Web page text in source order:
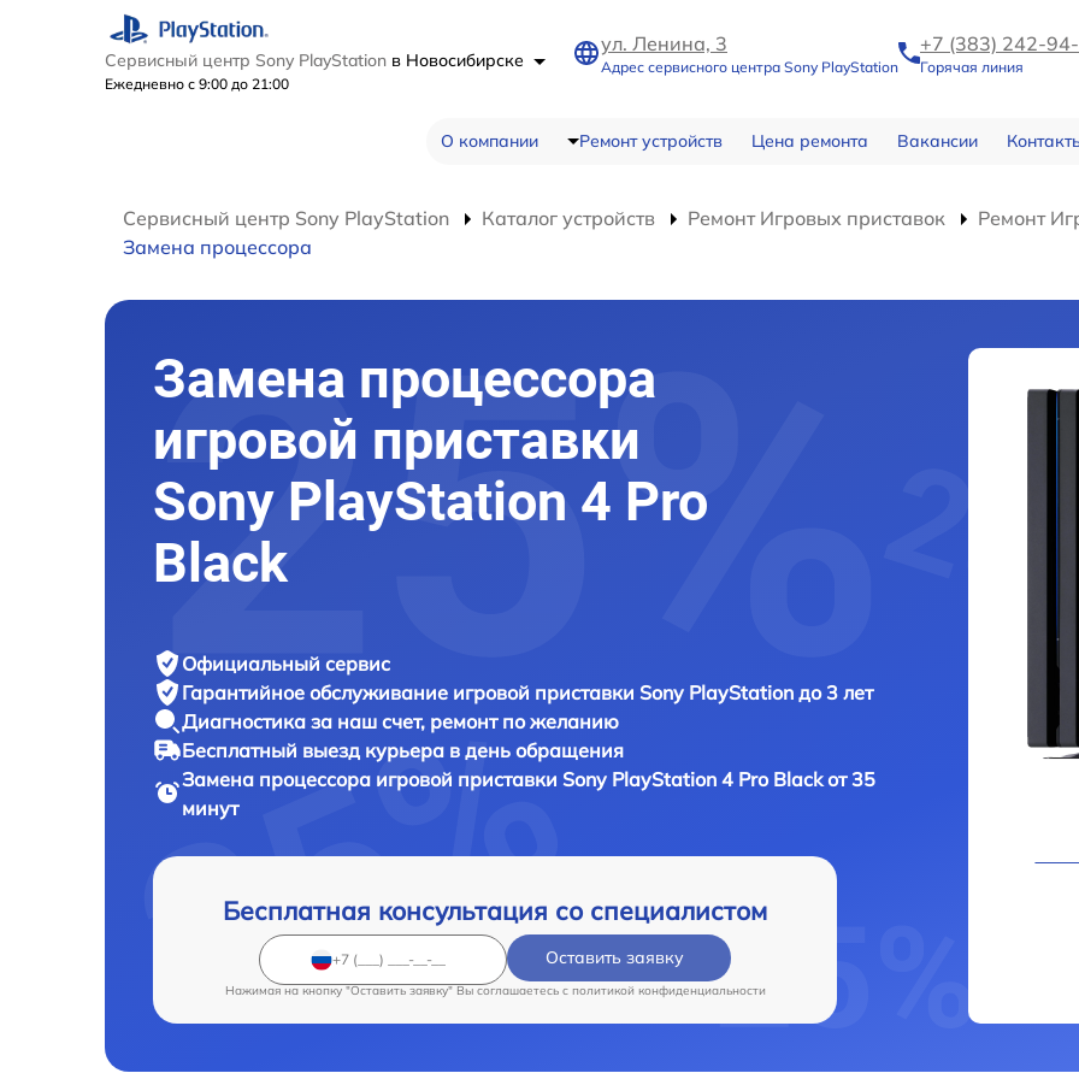
Сервисный центр Sony PlayStation в Новосибирске
Ежедневно с 9:00 до 21:00
ул. Ленина, 3
Адрес сервисного центра Sony PlayStation
+7 (383) 242-
Горячая линия
О компании Ремонт устройств Цена ремонта Вакансии
Сервисный центр Sony PlayStation Каталог устройств Ремонт Игровых приставок
Ремонт
Замена процессора
Замена процессора
игровой приставки
Sony PlayStation 4 Pro
Black
Официальный сервис
Гарантийное обслуживание игровой приставки Sony PlayStation до 3 лет
Диагностика за наш счет, ремонт по желанию
Бесплатный выезд курьера в день обращения
Замена процессора игровой приставки Sony PlayStation 4 Pro Black от 35
минут
Бесплатная консультация со специалистом
Оставить заявку
Нажимая на кнопку "Оставить заявку" Вы соглашаетесь c политикой конфиденциальности